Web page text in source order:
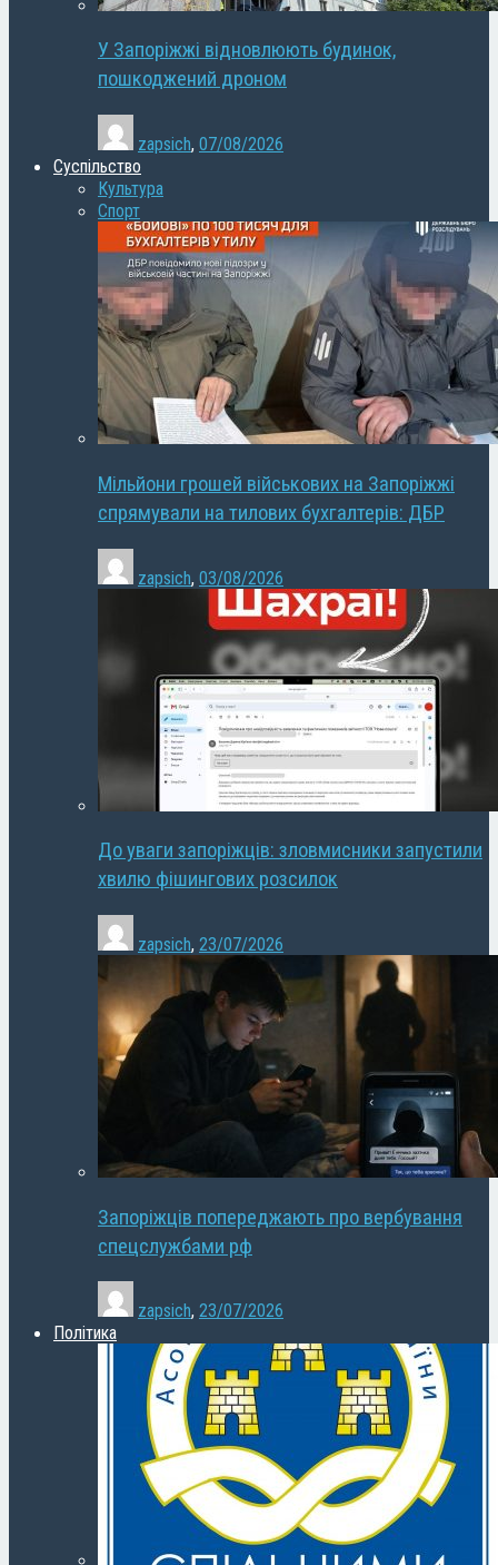
У Запоріжжі відновлюють будинок,
пошкоджений дроном
zapsich, 07/08/2026
Суспільство
Культура
Спорт
Мільйони грошей військових на Запоріжжі
спрямували на тилових бухгалтерів: ДБР
zapsich, 03/08/2026
До уваги запоріжців: зловмисники запустили
хвилю фішингових розсилок
zapsich, 23/07/2026
Запоріжців попереджають про вербування
спецслужбами рф
zapsich, 23/07/2026
Політика